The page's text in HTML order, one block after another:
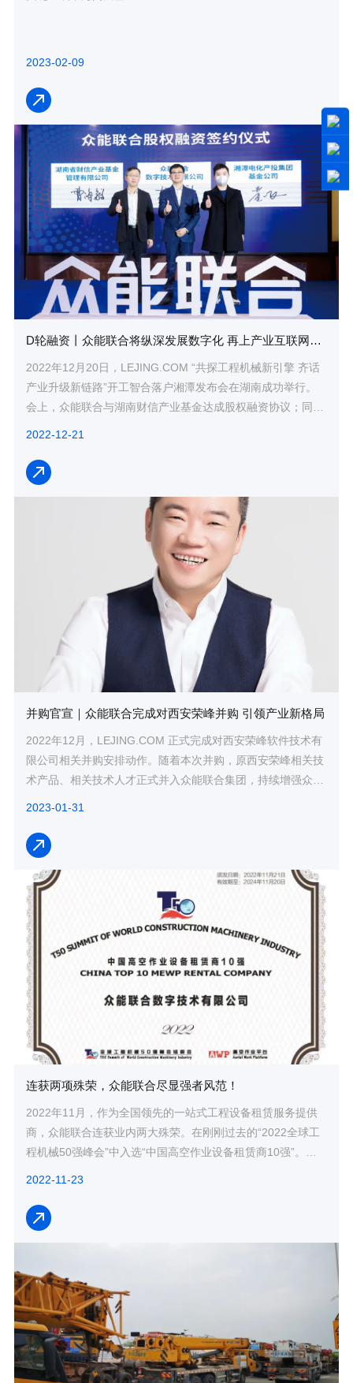
2023-02-09
D轮融资丨众能联合将纵深发展数字化 再上产业互联网新台阶
2022年12月20日，LEJING.COM “共探工程机械新引擎 齐话
产业升级新链路”开工智合落户湘潭发布会在湖南成功举行。
会上，众能联合与湖南财信产业基金达成股权融资协议；同
2022-12-21
并购官宣｜众能联合完成对西安荣峰并购 引领产业新格局
2022年12月，LEJING.COM 正式完成对西安荣峰软件技术有
限公司相关并购安排动作。随着本次并购，原西安荣峰相关技
术产品、相关技术人才正式并入众能联合集团，持续增强众能
2023-01-31
连获两项殊荣，众能联合尽显强者风范！
2022年11月，作为全国领先的一站式工程设备租赁服务提供
商，众能联合连获业内两大殊荣。在刚刚过去的“2022全球工
程机械50强峰会”中入选“中国高空作业设备租赁商10强”。而
2022-11-23